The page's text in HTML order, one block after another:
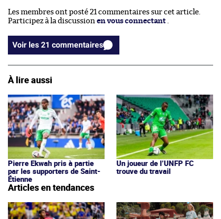
Les membres ont posté 21 commentaires sur cet article.
Participez à la discussion en vous connectant
Voir les 21 commentaires
À lire aussi
Pierre Ekwah pris à partie
par les supporters de Saint-
Étienne
Un joueur de l’UNFP FC
trouve du travail
Articles en tendances